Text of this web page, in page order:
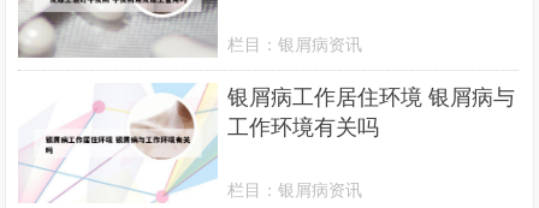
栏目：银屑病资讯
银屑病工作居住环境 银屑病与
工作环境有关吗
栏目：银屑病资讯